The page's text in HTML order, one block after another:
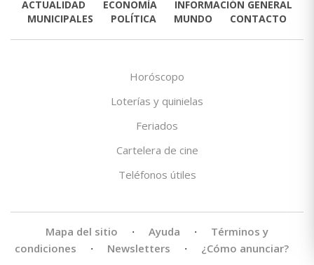
ACTUALIDAD ECONOMÍA
INFORMACIÓN GENERAL
MUNICIPALES
POLÍTICA MUNDO CONTACTO
Horóscopo
Loterías y quinielas
Feriados
Cartelera de cine
Teléfonos útiles
Mapa del sitio · Ayuda ·
Términos y
condiciones
· Newsletters · ¿Cómo anunciar?